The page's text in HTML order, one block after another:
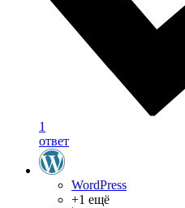
1
ответ
WordPress
+1 ещё